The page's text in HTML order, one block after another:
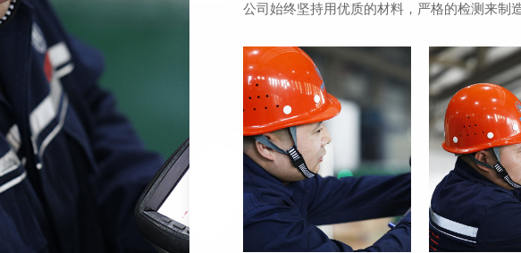
公司始终坚持用优质的材料，严格的检测来制